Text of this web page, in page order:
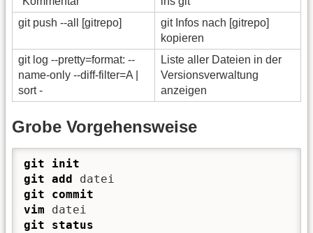
git push --all [gitrepo]
git Infos nach [gitrepo]
kopieren
git log --pretty=format: --
name-only --diff-filter=A |
sort -
Liste aller Dateien in der
Versionsverwaltung
anzeigen
Grobe Vorgehensweise
git init
git add
git commit
vim
git status